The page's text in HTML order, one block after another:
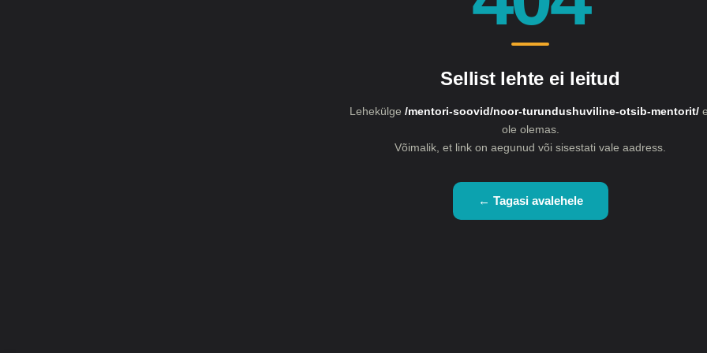
Sellist lehte ei leitud
Lehekülge /mentori-soovid/noor-turundushuviline-otsib-mentorit/
ole olemas.
Võimalik, et link on aegunud või sisestati vale aadress.
← Tagasi avalehele